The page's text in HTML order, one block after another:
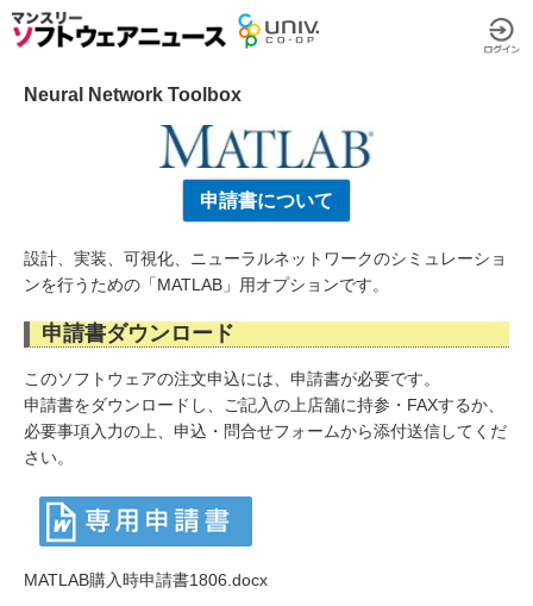
Neural Network Toolbox
申請書について
設計、実装、可視化、ニューラルネットワークのシミュレーショ
ンを行うための「MATLAB」用オプションです。
申請書ダウンロード
このソフトウェアの注文申込には、申請書が必要です。
申請書をダウンロードし、ご記入の上店舗に持参・FAXするか、
必要事項入力の上、申込・問合せフォームから添付送信してくだ
さい。
MATLAB購入時申請書1806.docx